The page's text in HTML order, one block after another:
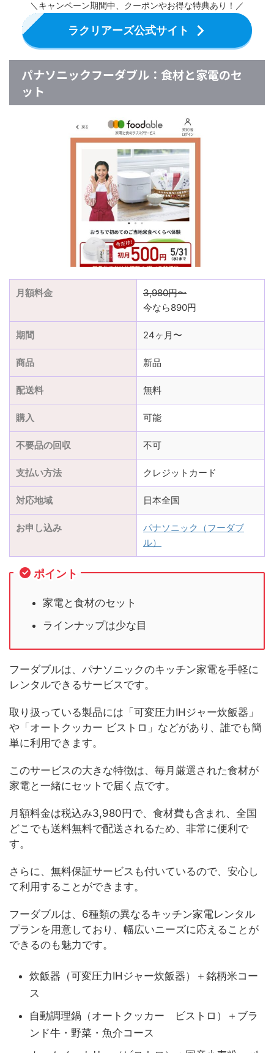
＼キャンペーン期間中、クーポンやお得な特典あり！／
ラクリアーズ公式サイト
パナソニックフーダブル：食材と家電のセ
ット
月額料金
3,980円〜
今なら890円
期間 24ヶ月〜
商品 新品
配送料 無料
購入 可能
不要品の回収 不可
支払い方法 クレジットカード
対応地域 日本全国
お申し込み
パナソニック（フーダブ
ル）
ポイント
家電と食材のセット
ラインナップは少な目
フーダブルは、パナソニックのキッチン家電を手軽に
レンタルできるサービスです。
取り扱っている製品には「可変圧力IHジャー炊飯器」
や「オートクッカー ビストロ」などがあり、誰でも簡
単に利用できます。
このサービスの大きな特徴は、毎月厳選された食材が
家電と一緒にセットで届く点です。
月額料金は税込み3,980円で、食材費も含まれ、全国
どこでも送料無料で配送されるため、非常に便利で
す。
さらに、無料保証サービスも付いているので、安心し
て利用することができます。
フーダブルは、6種類の異なるキッチン家電レンタル
プランを用意しており、幅広いニーズに応えることが
できるのも魅力です。
炊飯器（可変圧力IHジャー炊飯器）＋銘柄米コー
ス
自動調理鍋（オートクッカー ビストロ）＋ブラ
ンド牛・野菜・魚介コース